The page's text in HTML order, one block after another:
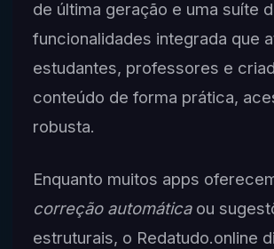
de última geração e uma suíte
funcionalidades integrada que
estudantes, professores e
conteúdo de forma prática,
robusta.
Enquanto muitos apps
correção automáticaou
estruturais, o Redatudo.online